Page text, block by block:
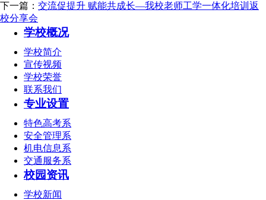
下一篇： 交流促提升 赋能共成长—我校老师工学一体化培训返
校分享会
学校概况
学校简介
宣传视频
学校荣誉
联系我们
专业设置
特色高考系
安全管理系
机电信息系
交通服务系
校园资讯
学校新闻